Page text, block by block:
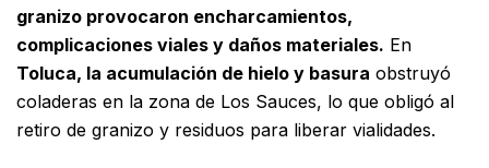
granizo provocaron encharcamientos,
complicaciones viales y daños materiales. En
Toluca, la acumulación de hielo y basura obstruyó
coladeras en la zona de Los Sauces, lo que obligó al
retiro de granizo y residuos para liberar vialidades.